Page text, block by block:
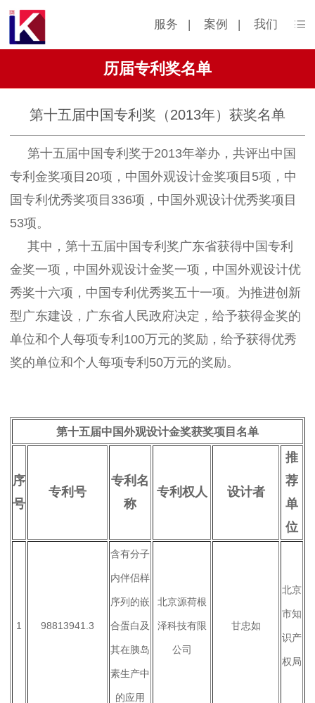
服务 | 案例 | 我们
历届专利奖名单
第十五届中国专利奖（2013年）获奖名单
第十五届中国专利奖于2013年举办，共评出中国
专利金奖项目20项，中国外观设计金奖项目5项，中
国专利优秀奖项目336项，中国外观设计优秀奖项目
53项。
其中，第十五届中国专利奖广东省获得中国专利
金奖一项，中国外观设计金奖一项，中国外观设计优
秀奖十六项，中国专利优秀奖五十一项。为推进创新
型广东建设，广东省人民政府决定，给予获得金奖的
单位和个人每项专利100万元的奖励，给予获得优秀
奖的单位和个人每项专利50万元的奖励。
第十五届中国外观设计金奖获奖项目名单
序
号
专利号
专利名
称
专利权人 设计者
推
荐
单
位
1 98813941.3
含有分子
内伴侣样
序列的嵌
合蛋白及
其在胰岛
素生产中
的应用
北京源荷根
泽科技有限
公司
甘忠如
北京
市知
识产
权局